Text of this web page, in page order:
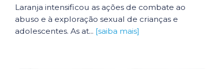
Laranja intensificou as ações de combate ao
abuso e à exploração sexual de crianças e
adolescentes. As at... [saiba mais]